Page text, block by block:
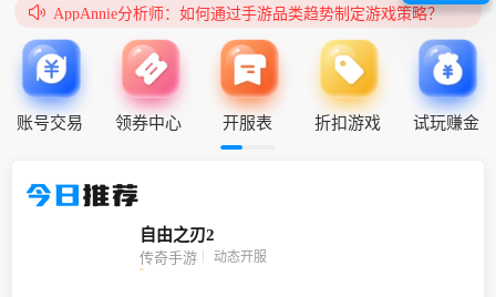
 AppAnnie分析师：如何通过手游品类趋势制定游戏策略？
账号交易 领券中心 开服表 折扣游戏 试玩赚金
今日推荐
自由之刃2
传奇手游 动态开服